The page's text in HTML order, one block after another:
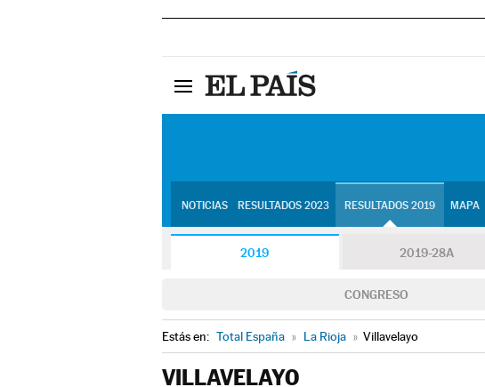
NOTICIAS RESULTADOS 2023 RESULTADOS 2019 MAPA
2019 2019-28A
CONGRESO
Estás en: Total España » La Rioja » Villavelayo
VILLAVELAYO